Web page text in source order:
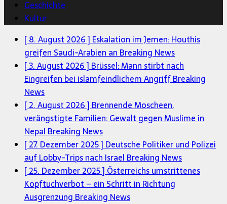
Geschichte
Kultur
[ 8. August 2026 ] Eskalation im Jemen: Houthis
greifen Saudi-Arabien an Breaking News
[ 3. August 2026 ] Brüssel: Mann stirbt nach
Eingreifen bei islamfeindlichem AngriffBreaking
News
[ 2. August 2026 ] Brennende Moscheen,
verängstigte Familien: Gewalt gegen Muslime in
Nepal Breaking News
[ 27. Dezember 2025 ] Deutsche Politiker und Polizei
auf Lobby-Trips nach Israel Breaking News
[ 25. Dezember 2025 ] Österreichs umstrittenes
Kopftuchverbot – ein Schritt in Richtung
Ausgrenzung Breaking News